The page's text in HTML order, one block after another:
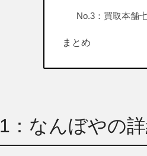
No.3：買取本舗
まとめ
1：なんぼやの